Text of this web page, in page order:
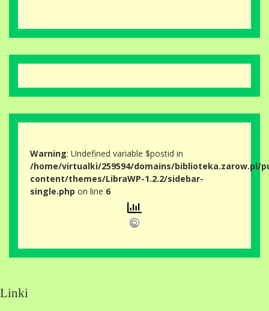
Warning: Undefined variable $postid in
/home/virtualki/259594/domains/biblioteka.zarow.pl/
content/themes/LibraWP-1.2.2/sidebar-
single.php on line 6
Linki